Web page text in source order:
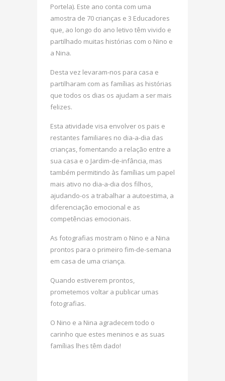
Portela). Este ano conta com uma
amostra de 70 crianças e 3 Educadores
que, ao longo do ano letivo têm vivido e
partilhado muitas histórias com o Nino e
a Nina.
Desta vez levaram-nos para casa e
partilharam com as famílias as histórias
que todos os dias os ajudam a ser mais
felizes.
Esta atividade visa envolver os pais e
restantes familiares no dia-a-dia das
crianças, fomentando a relação entre a
sua casa e o Jardim-de-infância, mas
também permitindo às famílias um papel
mais ativo no dia-a-dia dos filhos,
ajudando-os a trabalhar a autoestima, a
diferenciação emocional e as
competências emocionais.
As fotografias mostram o Nino e a Nina
prontos para o primeiro fim-de-semana
em casa de uma criança.
Quando estiverem prontos,
prometemos voltar a publicar umas
fotografias.
O Nino e a Nina agradecem todo o
carinho que estes meninos e as suas
famílias lhes têm dado!